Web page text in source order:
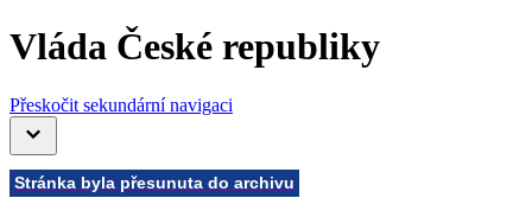
Vláda České republiky
Přeskočit sekundární navigaci
Stránka byla přesunuta do archivu